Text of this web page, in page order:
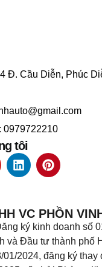
Đ. Cầu Diễn, Phúc
0979722210
tôi
VC PHỒN
ký kinh doanh số
và Đầu tư thành phố
01/2024, đăng ký thay